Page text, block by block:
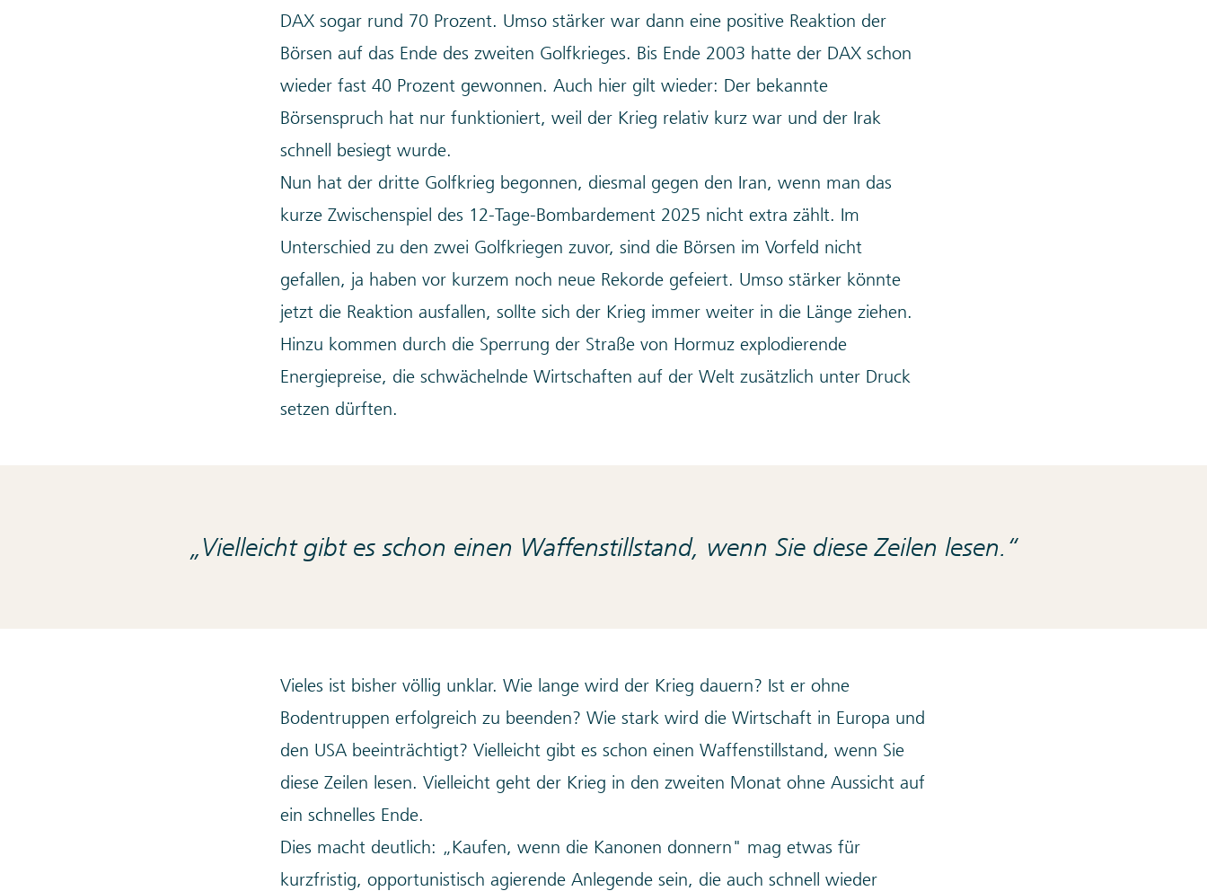
DAX sogar rund 70 Prozent. Umso stärker war dann eine positive Reaktion der
Börsen auf das Ende des zweiten Golfkrieges. Bis Ende 2003 hatte der DAX schon
wieder fast 40 Prozent gewonnen. Auch hier gilt wieder: Der bekannte
Börsenspruch hat nur funktioniert, weil der Krieg relativ kurz war und der Irak
schnell besiegt wurde.
Nun hat der dritte Golfkrieg begonnen, diesmal gegen den Iran, wenn man das
kurze Zwischenspiel des 12-Tage-Bombardement 2025 nicht extra zählt. Im
Unterschied zu den zwei Golfkriegen zuvor, sind die Börsen im Vorfeld nicht
gefallen, ja haben vor kurzem noch neue Rekorde gefeiert. Umso stärker könnte
jetzt die Reaktion ausfallen, sollte sich der Krieg immer weiter in die Länge ziehen.
Hinzu kommen durch die Sperrung der Straße von Hormuz explodierende
Energiepreise, die schwächelnde Wirtschaften auf der Welt zusätzlich unter Druck
setzen dürften.
Vielleicht gibt es schon einen Waffenstillstand, wenn Sie diese Zeilen lesen.
Vieles ist bisher völlig unklar. Wie lange wird der Krieg dauern? Ist er ohne
Bodentruppen erfolgreich zu beenden? Wie stark wird die Wirtschaft in Europa und
den USA beeinträchtigt? Vielleicht gibt es schon einen Waffenstillstand, wenn Sie
diese Zeilen lesen. Vielleicht geht der Krieg in den zweiten Monat ohne Aussicht auf
ein schnelles Ende.
Dies macht deutlich: „Kaufen, wenn die Kanonen donnern" mag etwas für
kurzfristig, opportunistisch agierende Anlegende sein, die auch schnell wieder